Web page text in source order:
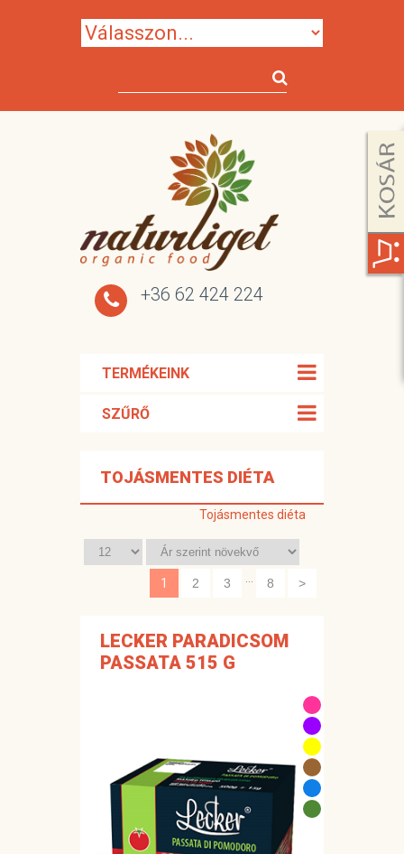
+36 62 424 224
TERMÉKEINK
SZŰRŐ
TOJÁSMENTES DIÉTA
Tojásmentes diéta
1 ...
LECKER PARADICSOM
PASSATA 515 G